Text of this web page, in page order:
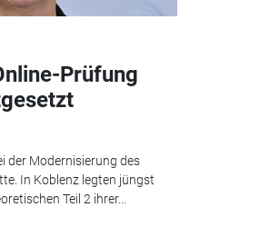
Prüfung
der Modernisierung des
In Koblenz legten jüngst
Teil 2 ihrer...